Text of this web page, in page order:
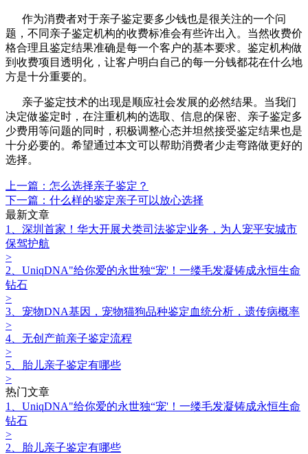
作为消费者对于亲子鉴定要多少钱也是很关注的一个问
题，不同亲子鉴定机构的收费标准会有些许出入。当然收费价
格合理且鉴定结果准确是每一个客户的基本要求。鉴定机构做
到收费项目透明化，让客户明白自己的每一分钱都花在什么地
方是十分重要的。
亲子鉴定技术的出现是顺应社会发展的必然结果。当我们
决定做鉴定时，在注重机构的选取、信息的保密、亲子鉴定多
少费用等问题的同时，积极调整心态并坦然接受鉴定结果也是
十分必要的。希望通过本文可以帮助消费者少走弯路做更好的
选择。
上一篇：怎么选择亲子鉴定？
下一篇：什么样的鉴定亲子可以放心选择
最新文章
1、深圳首家！华大开展犬类司法鉴定业务，为人宠平安城市
保驾护航
>
2、UniqDNA"给你爱的永世独“宠'！一缕毛发凝铸成永恒生命
钻石
>
3、宠物DNA基因，宠物猫狗品种鉴定血统分析，遗传病概率
>
4、无创产前亲子鉴定流程
>
5、胎儿亲子鉴定有哪些
>
热门文章
1、UniqDNA"给你爱的永世独“宠'！一缕毛发凝铸成永恒生命
钻石
>
2、胎儿亲子鉴定有哪些